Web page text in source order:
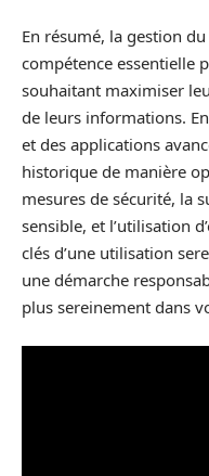
En résumé, la gestion
compétence essentielle
souhaitant maximiser
de leurs informations.
et des applications
historique de manière
mesures de sécurité, la
sensible, et l’utilisation
clés d’une utilisation
une démarche
plus sereinement dans